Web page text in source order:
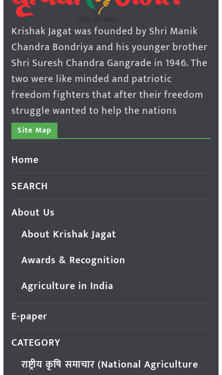
Krishak Jagat was founded by Shri Manik
Chandra Bondriya and his younger brother
Shri Suresh Chandra Gangrade in 1946. The
two were like minded and patriotic
freedom fighters that after their freedom
struggle wanted to help the nations
Site Map
Home
SEARCH
About Us
About Krishak Jagat
Awards & Recognition
Agriculture in India
E-paper
CATEGORY
राष्ट्रीय कृषि समाचार (National Agriculture